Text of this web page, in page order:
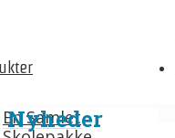
En Samlet
Nyheder